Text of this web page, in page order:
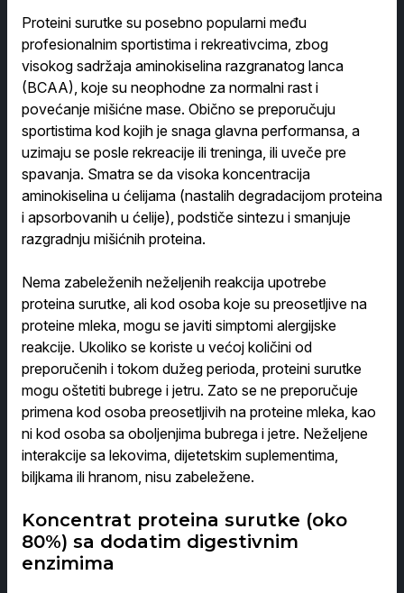
Proteini surutke su posebno popularni među
profesionalnim sportistima i rekreativcima, zbog
visokog sadržaja aminokiselina razgranatog lanca
(BCAA), koje su neophodne za normalni rast i
povećanje mišićne mase. Obično se preporučuju
sportistima kod kojih je snaga glavna performansa, a
uzimaju se posle rekreacije ili treninga, ili uveče pre
spavanja. Smatra se da visoka koncentracija
aminokiselina u ćelijama (nastalih degradacijom proteina
i apsorbovanih u ćelije), podstiče sintezu i smanjuje
razgradnju mišićnih proteina.
Nema zabeleženih neželjenih reakcija upotrebe
proteina surutke, ali kod osoba koje su preosetljive na
proteine mleka, mogu se javiti simptomi alergijske
reakcije. Ukoliko se koriste u većoj količini od
preporučenih i tokom dužeg perioda, proteini surutke
mogu oštetiti bubrege i jetru. Zato se ne preporučuje
primena kod osoba preosetljivih na proteine mleka, kao
ni kod osoba sa oboljenjima bubrega i jetre. Neželjene
interakcije sa lekovima, dijetetskim suplementima,
biljkama ili hranom, nisu zabeležene.
Koncentrat proteina surutke (oko
80%) sa dodatim digestivnim
enzimima